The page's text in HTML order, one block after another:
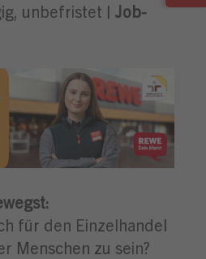
unbefristet | Job-
für den Einzelhandel
Menschen zu sein?